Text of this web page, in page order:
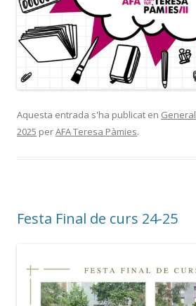
Aquesta entrada s'ha publicat en General
2025 perAFA Teresa Pàmies.
Festa Final de curs 24-25